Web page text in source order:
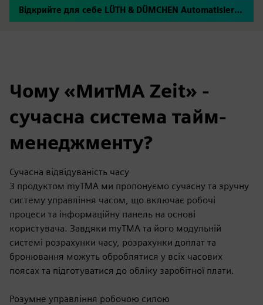
Відкрийте для себе LÜTH & DÜMCHEN Automatisierungsprojekt
Чому «МитMA Zeit» -
сучасна система тайм-
менеджменту?
Сучасна відвідуваність часу
З продуктом myTMA ми пропонуємо сучасну та зручну
систему управління часом, що включає робочі
процеси та інформаційну панель на основі
користувача. Завдяки myTMA та його модульній
системі розрахунки часу, розрахунки доплат та
бронювання можуть оброблятися у всіх часових
поясах та підготуватися до обліку заробітної плати.
Розумне управління робочою силою